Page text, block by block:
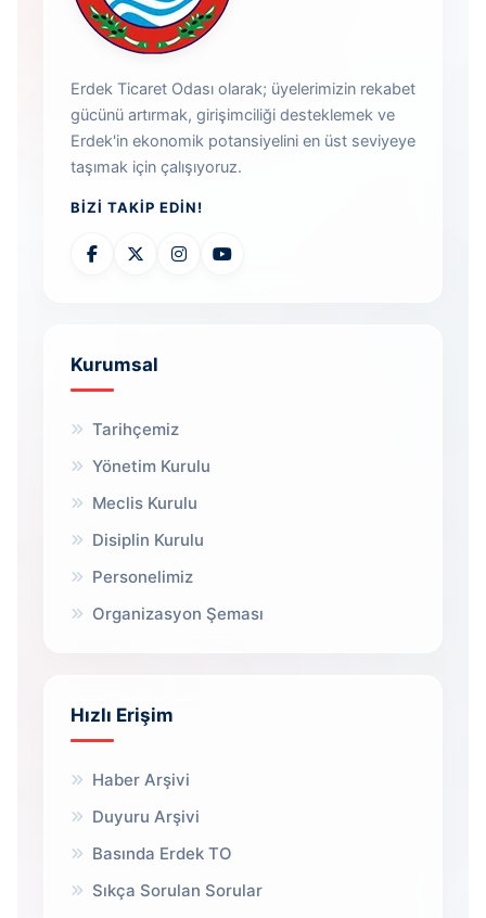
Erdek Ticaret Odası olarak; üyelerimizin rekabet
gücünü artırmak, girişimciliği desteklemek ve
Erdek'in ekonomik potansiyelini en üst seviyeye
taşımak için çalışıyoruz.
BIZI TAKIP EDIN!
Kurumsal
Tarihçemiz
Yönetim Kurulu
Meclis Kurulu
Disiplin Kurulu
Personelimiz
Organizasyon Şeması
Hızlı Erişim
Haber Arşivi
Duyuru Arşivi
Basında Erdek TO
Sıkça Sorulan Sorular